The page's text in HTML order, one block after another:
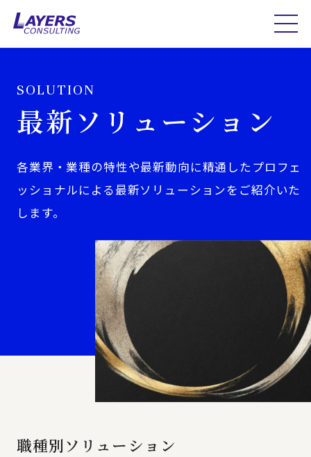
SOLUTION
最新ソリューション
各業界・業種の特性や最新動向に精通したプロフェ
ッショナルによる最新ソリューションをご紹介いた
します。
職種別ソリューション